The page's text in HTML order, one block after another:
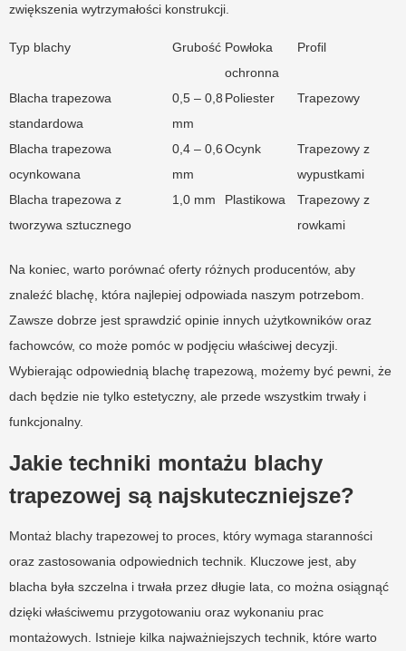
zwiększenia wytrzymałości konstrukcji.
Typ blachy Grubość Powłoka
ochronna
Profil
Blacha trapezowa
standardowa
0,5 – 0,8
mm
Poliester Trapezowy
Blacha trapezowa
ocynkowana
0,4 – 0,6
mm
Ocynk
Trapezowy z
wypustkami
Blacha trapezowa z
tworzywa sztucznego
1,0 mm Plastikowa
Trapezowy z
rowkami
Na koniec, warto porównać oferty różnych producentów, aby
znaleźć blachę, która najlepiej odpowiada naszym potrzebom.
Zawsze dobrze jest sprawdzić opinie innych użytkowników oraz
fachowców, co może pomóc w podjęciu właściwej decyzji.
Wybierając odpowiednią blachę trapezową, możemy być pewni, że
dach będzie nie tylko estetyczny, ale przede wszystkim trwały i
funkcjonalny.
Jakie techniki montażu blachy
trapezowej są najskuteczniejsze?
Montaż blachy trapezowej to proces, który wymaga staranności
oraz zastosowania odpowiednich technik. Kluczowe jest, aby
blacha była szczelna i trwała przez długie lata, co można osiągnąć
dzięki właściwemu przygotowaniu oraz wykonaniu prac
montażowych. Istnieje kilka najważniejszych technik, które warto